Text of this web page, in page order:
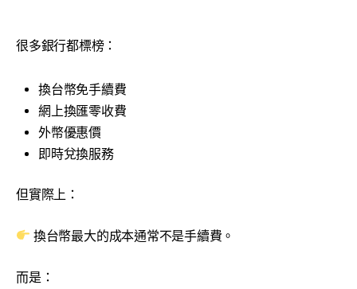
很多銀行都標榜：
換台幣免手續費
網上換匯零收費
外幣優惠價
即時兌換服務
但實際上：
換台幣最大的成本通常不是手續費。
而是：